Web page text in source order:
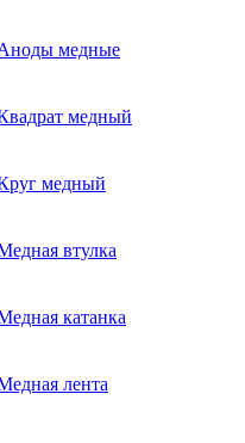
медные
медный
медный
втулка
катанка
лента